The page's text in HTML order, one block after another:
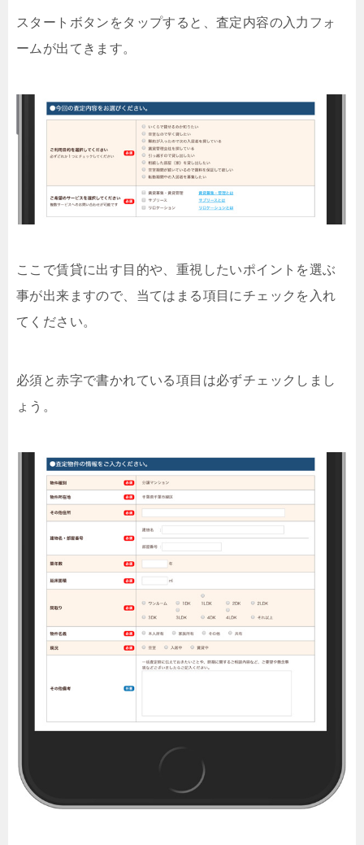
スタートボタンをタップすると、査定内容の入力フォ
ームが出てきます。
ここで賃貸に出す目的や、重視したいポイントを選ぶ
事が出来ますので、当てはまる項目にチェックを入れ
てください。
必須と赤字で書かれている項目は必ずチェックしまし
ょう。